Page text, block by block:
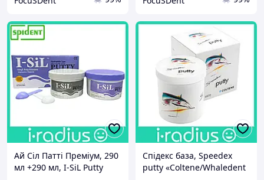
Ай Сіл Патті Преміум, 290
мл +290 мл, I-SiL Putty
Спідекс база, Speedex
putty «Coltene/Whaledent